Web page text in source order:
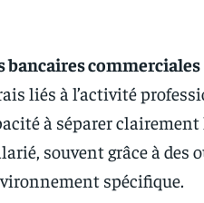
bancaires commerciales
liés à l’activité
à séparer clairement
souvent grâce à des
spécifique.